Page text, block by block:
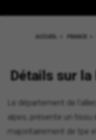
ACCUEIL FRANCE
Détails sur
Le département de
alpes, présente un
majoritairement de tpe